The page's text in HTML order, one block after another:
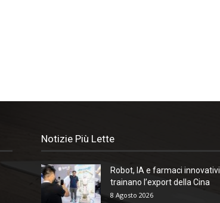
Notizie Più Lette
Robot, IA e farmaci innovativi
trainano l’export della Cina
8 Agosto 2026